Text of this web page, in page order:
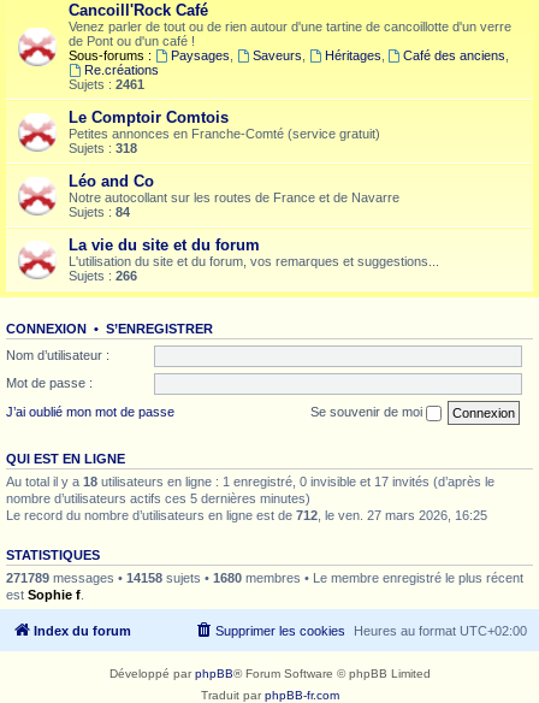
Cancoill'Rock Café
Venez parler de tout ou de rien autour d'une tartine de cancoillotte d'un verre
de Pont ou d'un café !
Sous-forums :
Paysages Saveurs Héritages Café des anciens
Re.créations
Sujets : 2461
Le Comptoir Comtois
Petites annonces en Franche-Comté (service gratuit)
Sujets : 318
Léo and Co
Notre autocollant sur les routes de France et de Navarre
Sujets : 84
La vie du site et du forum
L'utilisation du site et du forum, vos remarques et suggestions...
Sujets : 266
CONNEXION • S’ENREGISTRER
Nom d’utilisateur :
Mot de passe :
J’ai oublié mon mot de passe
Se souvenir de moi
QUI EST EN LIGNE
Au total il y a 18 utilisateurs en ligne : 1 enregistré, 0 invisible et 17 invités (d’après le
nombre d’utilisateurs actifs ces 5 dernières minutes)
Le record du nombre d’utilisateurs en ligne est de 712 , le ven. 27 mars 2026, 16:25
STATISTIQUES
271789 messages • 14158 sujets • 1680 membres • Le membre enregistré le plus récent
est Sophie f
Index du forum Heures au format UTC+02:00
Supprimer les cookies
Développé parphpBB® Forum Software © phpBB Limited
Traduit parphpBB-fr.com